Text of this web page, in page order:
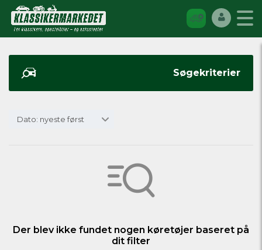
Søgekriterier
Dato: nyeste først
Der blev ikke fundet nogen køretøjer baseret på
dit filter